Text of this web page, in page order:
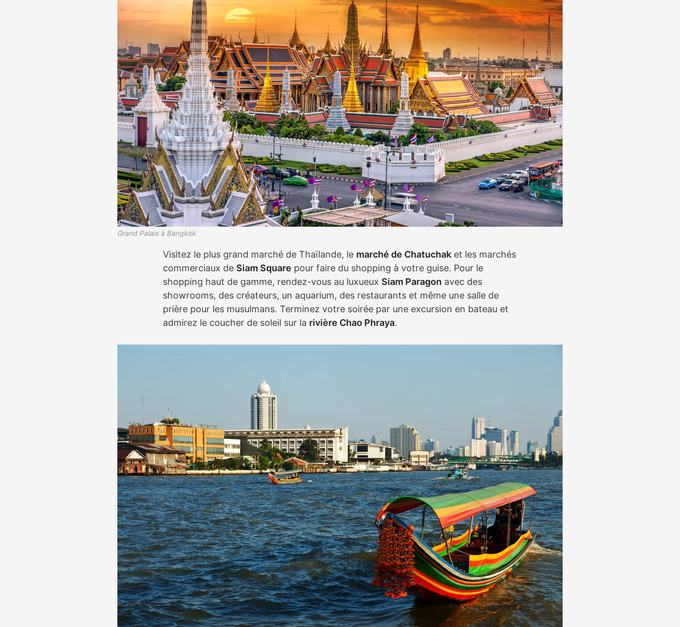
Grand Palais à Bangkok
Visitez le plus grand marché de Thaïlande, le marché de Chatuchak et les marchés
commerciaux de Siam Square pour faire du shopping à votre guise. Pour le
shopping haut de gamme, rendez-vous au luxueux Siam Paragon avec des
showrooms, des créateurs, un aquarium, des restaurants et même une salle de
prière pour les musulmans. Terminez votre soirée par une excursion en bateau et
admirez le coucher de soleil sur la rivière Chao Phraya.